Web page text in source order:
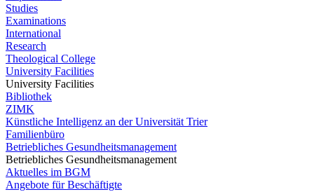
Studies
Examinations
International
Research
Theological College
University Facilities
University Facilities
Bibliothek
ZIMK
Künstliche Intelligenz an der Universität Trier
Familienbüro
Betriebliches Gesundheitsmanagement
Betriebliches Gesundheitsmanagement
Aktuelles im BGM
Angebote für Beschäftigte